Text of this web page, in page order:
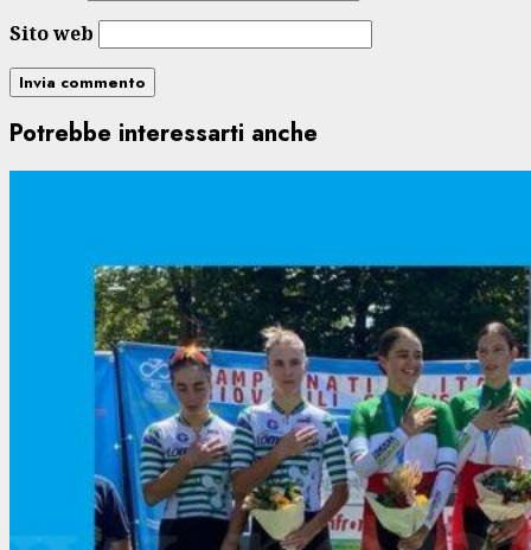
Sito web
Potrebbe interessarti anche